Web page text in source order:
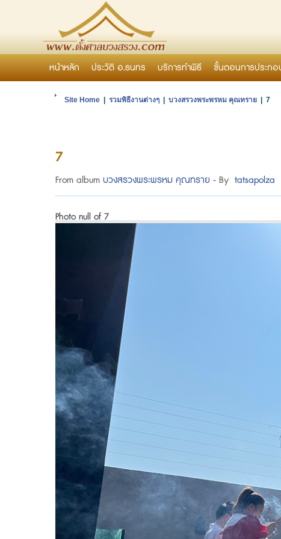
หน้าหลัก ประวัติ อ.ธนทร บริการทำพิธี ขั้นตอนการประก
Site Home รวมพิธีงานต่างๆ บวงสรวงพระพรหม คุณทราย | 7
7
From album บวงสรวงพระพรหม คุณทราย - By tatsapolza
Photo null of 7